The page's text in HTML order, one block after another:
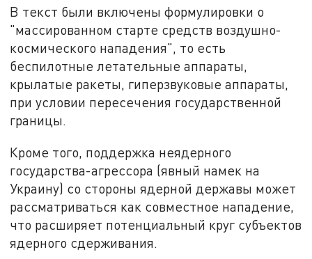
В текст были включены формулировки о
"массированном старте средств воздушно-
космического нападения", то есть
беспилотные летательные аппараты,
крылатые ракеты, гиперзвуковые аппараты,
при условии пересечения государственной
границы.
Кроме того, поддержка неядерного
государства-агрессора (явный намек на
Украину) со стороны ядерной державы может
рассматриваться как совместное нападение,
что расширяет потенциальный круг субъектов
ядерного сдерживания.